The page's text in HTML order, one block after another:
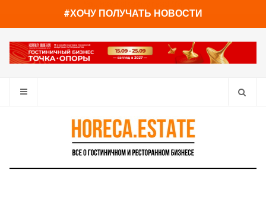
#ХОЧУ ПОЛУЧАТЬ НОВОСТИ